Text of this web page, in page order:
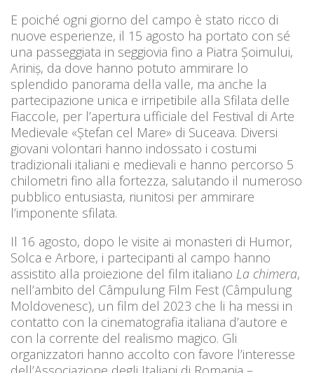
E poiché ogni giorno del campo è stato ricco di
nuove esperienze, il 15 agosto ha portato con sé
una passeggiata in seggiovia fino a Piatra Șoimului,
Ariniș, da dove hanno potuto ammirare lo
splendido panorama della valle, ma anche la
partecipazione unica e irripetibile alla Sfilata delle
Fiaccole, per l’apertura ufficiale del Festival di Arte
Medievale «Ștefan cel Mare» di Suceava. Diversi
giovani volontari hanno indossato i costumi
tradizionali italiani e medievali e hanno percorso 5
chilometri fino alla fortezza, salutando il numeroso
pubblico entusiasta, riunitosi per ammirare
l’imponente sfilata.
Il 16 agosto, dopo le visite ai monasteri di Humor,
Solca e Arbore, i partecipanti al campo hanno
assistito alla proiezione del film italiano La chimera,
nell’ambito del Câmpulung Film Fest (Câmpulung
Moldovenesc), un film del 2023 che li ha messi in
contatto con la cinematografia italiana d’autore e
con la corrente del realismo magico. Gli
organizzatori hanno accolto con favore l’interesse